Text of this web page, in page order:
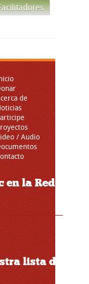
de
/ Audio
en la Red
lista de